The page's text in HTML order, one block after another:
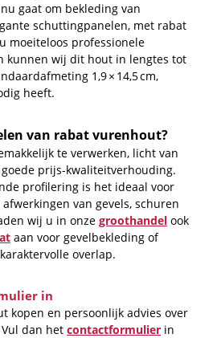
gaat om bekleding van
schuttingpanelen, met rabat
moeiteloos professionele
kunnen wij dit hout in lengtes tot
1,9 × 14,5 cm,
heeft.
van rabat vurenhout?
te verwerken, licht van
prijs-kwaliteitverhouding.
profilering is het ideaal voor
van gevels, schuren
wij u in onze groothandel ook
aan voor gevelbekleding of
overlap.
in
kopen en persoonlijk advies over
dan het contactformulier in